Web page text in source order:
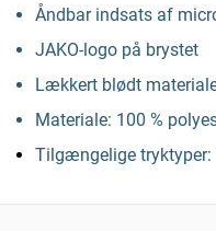
Åndbar indsats af
JAKO-logo på brystet
Lækkert blødt
Materiale: 100 %
Tilgængelige tryktyper: